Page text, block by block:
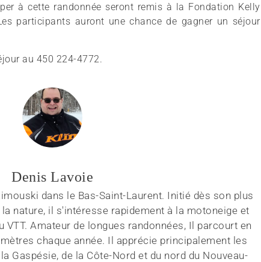
à cette randonnée seront remis à la Fondation Kelly
participants auront une chance de gagner un séjour
au 450 224-4772.
Denis Lavoie
dans le Bas-Saint-Laurent. Initié dès son plus
nature, il s'intéresse rapidement à la motoneige et
VTT. Amateur de longues randonnées, Il parcourt en
chaque année. Il apprécie principalement les
Gaspésie, de la Côte-Nord et du nord du Nouveau-